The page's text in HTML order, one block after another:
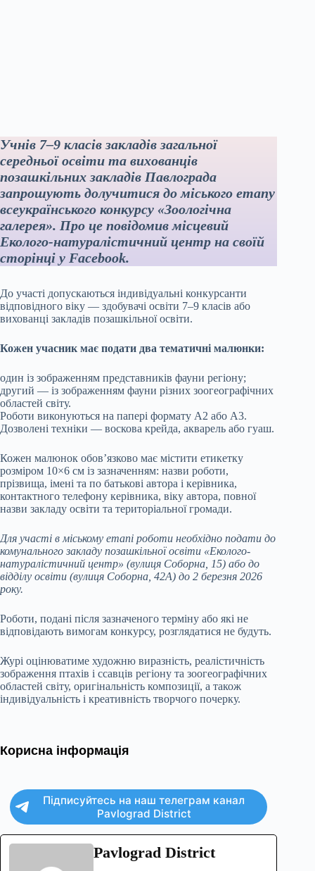
Учнів 7–9 класів закладів загальної
середньої освіти та вихованців
позашкільних закладів Павлограда
запрошують долучитися до міського етапу
всеукраїнського конкурсу «Зоологічна
галерея». Про це повідомив місцевий
Еколого-натуралістичний центр на своїй
сторінці у Facebook.
До участі допускаються індивідуальні конкурсанти
відповідного віку — здобувачі освіти 7–9 класів або
вихованці закладів позашкільної освіти.
Кожен учасник має подати два тематичні малюнки:
один із зображенням представників фауни регіону;
другий — із зображенням фауни різних зоогеографічних
областей світу.
Роботи виконуються на папері формату А2 або А3.
Дозволені техніки — воскова крейда, акварель або гуаш.
Кожен малюнок обов’язково має містити етикетку
розміром 10×6 см із зазначенням: назви роботи,
прізвища, імені та по батькові автора і керівника,
контактного телефону керівника, віку автора, повної
назви закладу освіти та територіальної громади.
Для участі в міському етапі роботи необхідно подати до
комунального закладу позашкільної освіти «Еколого-
натуралістичний центр» (вулиця Соборна, 15) або до
відділу освіти (вулиця Соборна, 42А) до 2 березня 2026
року.
Роботи, подані після зазначеного терміну або які не
відповідають вимогам конкурсу, розглядатися не будуть.
Журі оцінюватиме художню виразність, реалістичність
зображення птахів і ссавців регіону та зоогеографічних
областей світу, оригінальність композиції, а також
індивідуальність і креативність творчого почерку.
Корисна інформація
Підписуйтесь на наш телеграм канал
Pavlograd District
Pavlograd District